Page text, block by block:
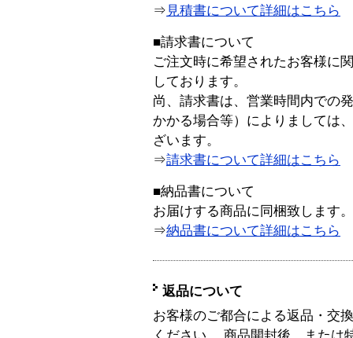
⇒ 見積書について詳細はこちら
■請求書について
ご注文時に希望されたお客様に
しております。
尚、請求書は、営業時間内での
かかる場合等）によりましては
ざいます。
⇒請求書について詳細はこちら
■納品書について
お届けする商品に同梱致します。
⇒納品書について詳細はこちら
返品について
お客様のご都合による返品・交